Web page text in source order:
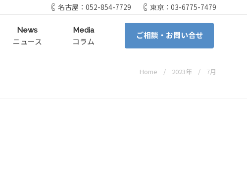
名古屋：052-854-7729 東京：03-6775-7479
News
ニュース
Media
コラム
ご相談・お問い合せ
Home 2023年 7月